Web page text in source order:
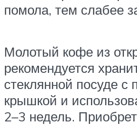
помола, тем слабее
Молотый кофе из
рекомендуется
стеклянной посуде с
крышкой и
2–3 недель.